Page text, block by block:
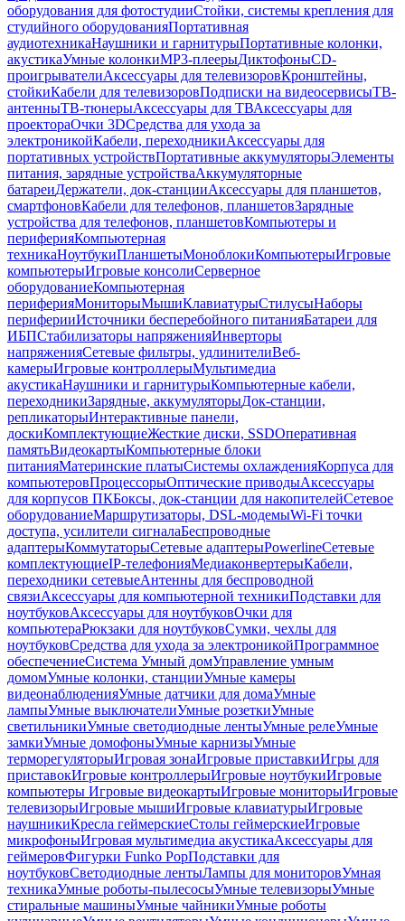
оборудования для фотостудииСтойки, системы крепления для
студийного оборудованияПортативная
аудиотехникаНаушники и гарнитурыПортативные колонки,
акустикаУмные колонкиMP3-плеерыДиктофоныCD-
проигрывателиАксессуары для телевизоровКронштейны,
стойкиКабели для телевизоровПодписки на видеосервисыТВ-
антенныТВ-тюнерыАксессуары для ТВАксессуары для
проектораОчки 3DСредства для ухода за
электроникойКабели, переходникиАксессуары для
портативных устройствПортативные аккумуляторыЭлементы
питания, зарядные устройстваАккумуляторные
батареиДержатели, док-станцииАксессуары для планшетов,
смартфоновКабели для телефонов, планшетовЗарядные
устройства для телефонов, планшетовКомпьютеры и
периферияКомпьютерная
техникаНоутбукиПланшетыМоноблокиКомпьютерыИгровые
компьютерыИгровые консолиСерверное
оборудованиеКомпьютерная
периферияМониторыМышиКлавиатурыСтилусыНаборы
периферииИсточники бесперебойного питанияБатареи для
ИБПСтабилизаторы напряженияИнверторы
напряженияСетевые фильтры, удлинителиВеб-
камерыИгровые контроллерыМультимедиа
акустикаНаушники и гарнитурыКомпьютерные кабели,
переходникиЗарядные, аккумуляторыДок-станции,
репликаторыИнтерактивные панели,
доскиКомплектующиеЖесткие диски, SSDОперативная
памятьВидеокартыКомпьютерные блоки
питанияМатеринские платыСистемы охлажденияКорпуса для
компьютеровПроцессорыОптические приводыАксессуары
для корпусов ПКБоксы, док-станции для накопителейСетевое
оборудованиеМаршрутизаторы, DSL-модемыWi-Fi точки
доступа, усилители сигналаБеспроводные
адаптерыКоммутаторыСетевые адаптерыPowerlineСетевые
комплектующиеIP-телефонияМедиаконвертерыКабели,
переходники сетевыеАнтенны для беспроводной
связиАксессуары для компьютерной техникиПодставки для
ноутбуковАксессуары для ноутбуковОчки для
компьютераРюкзаки для ноутбуковСумки, чехлы для
ноутбуковСредства для ухода за электроникойПрограммное
обеспечениеСистема Умный домУправление умным
домомУмные колонки, станцииУмные камеры
видеонаблюденияУмные датчики для домаУмные
лампыУмные выключателиУмные розеткиУмные
светильникиУмные светодиодные лентыУмные релеУмные
замкиУмные домофоныУмные карнизыУмные
терморегуляторыИгровая зонаИгровые приставкиИгры для
приставокИгровые контроллерыИгровые ноутбукиИгровые
компьютеры Игровые видеокартыИгровые мониторыИгровые
телевизорыИгровые мышиИгровые клавиатурыИгровые
наушникиКресла геймерскиеСтолы геймерскиеИгровые
микрофоныИгровая мультимедиа акустикаАксессуары для
геймеровФигурки Funko PopПодставки для
ноутбуковСветодиодные лентыЛампы для мониторовУмная
техникаУмные роботы-пылесосыУмные телевизорыУмные
стиральные машиныУмные чайникиУмные роботы